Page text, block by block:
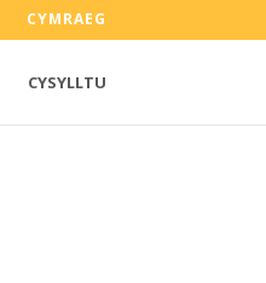
CYMRAEG
CYSYLLTU